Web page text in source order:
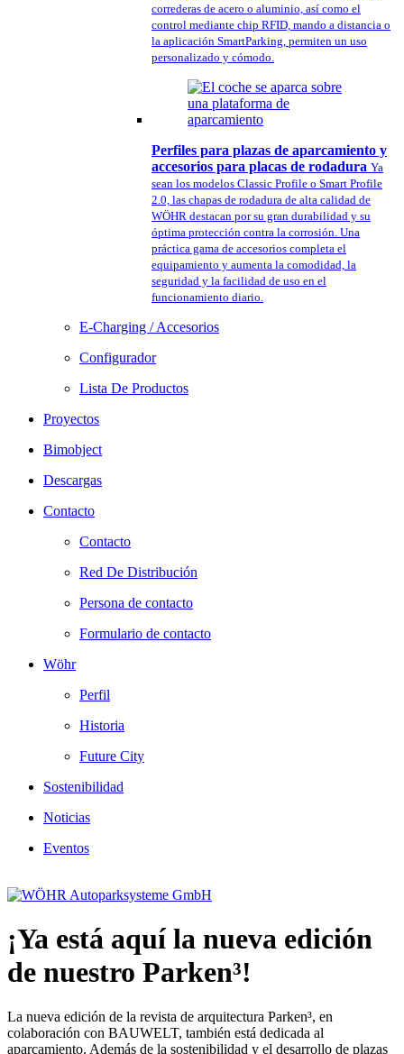
correderas de acero o aluminio, así como el
control mediante chip RFID, mando a distancia o
la aplicación SmartParking, permiten un uso
personalizado y cómodo.
Perfiles para plazas de aparcamiento y
accesorios para placas de rodadura Ya
sean los modelos Classic Profile o Smart Profile
2.0, las chapas de rodadura de alta calidad de
WÖHR destacan por su gran durabilidad y su
óptima protección contra la corrosión. Una
práctica gama de accesorios completa el
equipamiento y aumenta la comodidad, la
seguridad y la facilidad de uso en el
funcionamiento diario.
E-Charging / Accesorios
Configurador
Lista De Productos
Proyectos
Bimobject
Descargas
Contacto
Contacto
Red De Distribución
Persona de contacto
Formulario de contacto
Wöhr
Perfil
Historia
Future City
Sostenibilidad
Noticias
Eventos
¡Ya está aquí la nueva edición
de nuestro Parken³!
La nueva edición de la revista de arquitectura Parken³, en
colaboración con BAUWELT, también está dedicada al
aparcamiento. Además de la sostenibilidad y el desarrollo de plazas